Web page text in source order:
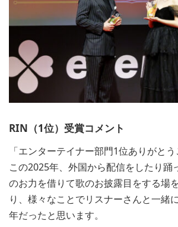
RIN（1位）受賞コメント
「エンターテイナー部門1位ありがと
この2025年、外国から配信をしたり踊
のお力を借りて歌のお披露目をする場
り、様々なことでリスナーさんと一緒
年だったと思います。